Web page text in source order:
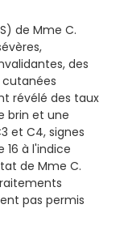
de Mme C.
des
révélé des taux
brin et une
et C4, signes
à l'indice
de Mme C.
pas permis